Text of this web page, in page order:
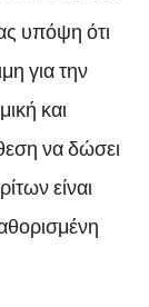
υπόψη ότι
για την
και
να δώσει
είναι